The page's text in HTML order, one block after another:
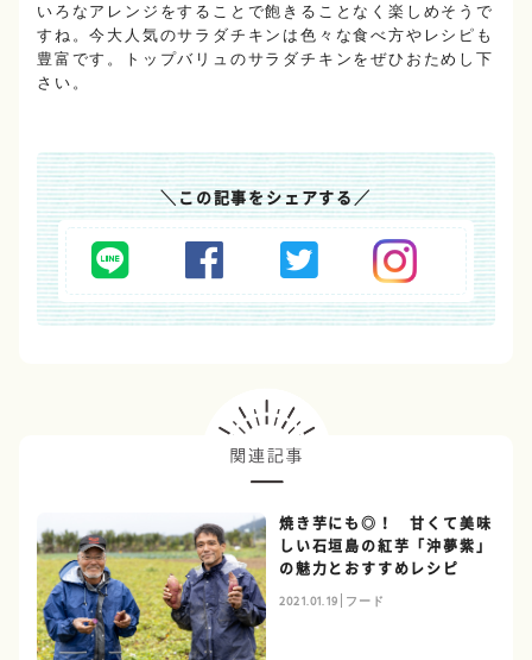
いろなアレンジをすることで飽きることなく楽しめそうで
すね。今大人気のサラダチキンは色々な食べ方やレシピも
豊富です。トップバリュのサラダチキンをぜひおためし下
さい。
＼この記事をシェアする／
焼き芋にも◎！ 甘くて美味
しい石垣島の紅芋「沖夢紫」
の魅力とおすすめレシピ
2021.01.19 フード